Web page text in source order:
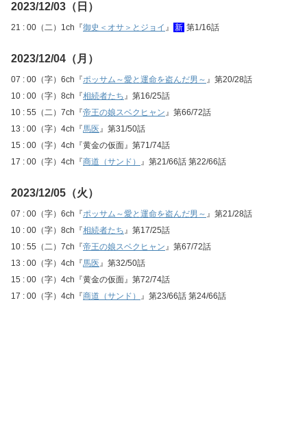
2023/12/03（日）
21 : 00（二）1ch『御史＜オサ＞とジョイ 』 新 第1/16話
2023/12/04（月）
07 : 00（字）6ch『ポッサム～愛と運命を盗んだ男～ 』第20/28話
10 : 00（字）8ch『相続者たち』第16/25話
10 : 55（二）7ch『帝王の娘スベクヒャン』第66/72話
13 : 00（字）4ch『馬医』第31/50話
15 : 00（字）4ch『黄金の仮面』第71/74話
17 : 00（字）4ch『商道（サンド） 』第21/66話 第22/66話
2023/12/05（火）
07 : 00（字）6ch『ポッサム～愛と運命を盗んだ男～ 』第21/28話
10 : 00（字）8ch『相続者たち』第17/25話
10 : 55（二）7ch『帝王の娘スベクヒャン』第67/72話
13 : 00（字）4ch『馬医』第32/50話
15 : 00（字）4ch『黄金の仮面』第72/74話
17 : 00（字）4ch『商道（サンド） 』第23/66話 第24/66話